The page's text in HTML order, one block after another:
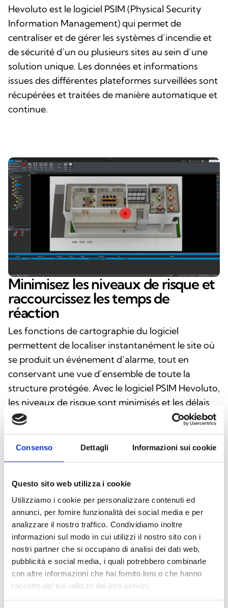
Consenso Dettagli Informazioni sui cookie
Questo sito web utilizza i cookie
Utilizziamo i cookie per personalizzare contenuti ed
annunci, per fornire funzionalità dei social media e per
analizzare il nostro traffico. Condividiamo inoltre
informazioni sul modo in cui utilizzi il nostro sito con i
nostri partner che si occupano di analisi dei dati web,
pubblicità e social media, i quali potrebbero combinarle
con altre informazioni che hai fornito loro o che hanno
raccolto dal tuo utilizzo dei loro servizi.
Hevoluto est le logiciel PSIM (Physical Security
Information Management) qui permet de
centraliser et de gérer les systèmes d’incendie et
de sécurité d’un ou plusieurs sites au sein d’une
solution unique. Les données et informations
issues des différentes plateformes surveillées sont
récupérées et traitées de manière automatique et
continue.
Minimisez les niveaux de risque et
raccourcissez les temps de
réaction
Les fonctions de cartographie du logiciel
permettent de localiser instantanément le site où
se produit un événement d’alarme, tout en
conservant une vue d’ensemble de toute la
structure protégée. Avec le logiciel PSIM Hevoluto,
les niveaux de risque sont minimisés et les délais
de réaction face aux dangers sont raccourcis.
Parmi les principales caractéristiques du logiciel
figurent : une architecture client/serveur,
l’intégration à des systèmes tiers, la gestion des
AutoCAD, le contrôle multi-écrans et la gestion
des systèmes de contrôle d’accès.
Télécharger le logiciel